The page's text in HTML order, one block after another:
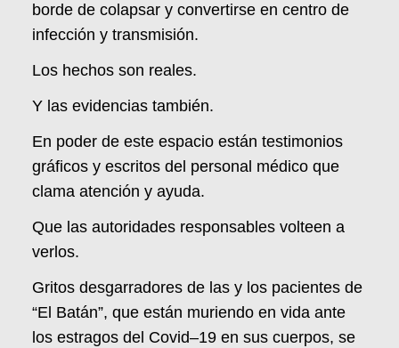
borde de colapsar y convertirse en centro de
infección y transmisión.
Los hechos son reales.
Y las evidencias también.
En poder de este espacio están testimonios
gráficos y escritos del personal médico que
clama atención y ayuda.
Que las autoridades responsables volteen a
verlos.
Gritos desgarradores de las y los pacientes de
“El Batán”, que están muriendo en vida ante
los estragos del Covid–19 en sus cuerpos, se